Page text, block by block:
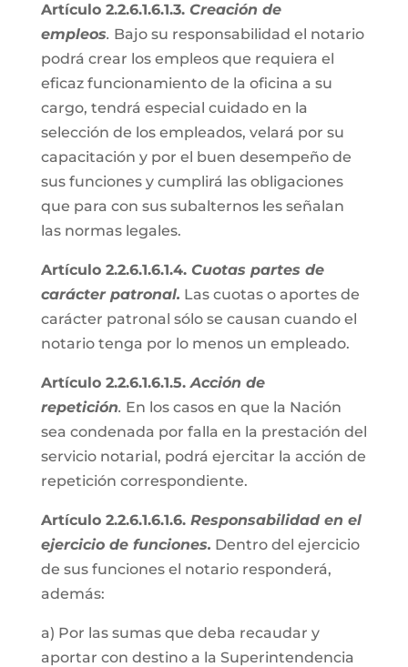
Artículo 2.2.6.1.6.1.3. Creación de
empleos. Bajo su responsabilidad el notario
podrá crear los empleos que requiera el
eficaz funcionamiento de la oficina a su
cargo, tendrá especial cuidado en la
selección de los empleados, velará por su
capacitación y por el buen desempeño de
sus funciones y cumplirá las obligaciones
que para con sus subalternos les señalan
las normas legales.
Artículo 2.2.6.1.6.1.4. Cuotas partes de
carácter patronal. Las cuotas o aportes de
carácter patronal sólo se causan cuando el
notario tenga por lo menos un empleado.
Artículo 2.2.6.1.6.1.5.Acción de
repetición. En los casos en que la Nación
sea condenada por falla en la prestación del
servicio notarial, podrá ejercitar la acción de
repetición correspondiente.
Artículo 2.2.6.1.6.1.6. Responsabilidad en el
ejercicio de funciones. Dentro del ejercicio
de sus funciones el notario responderá,
además:
a) Por las sumas que deba recaudar y
aportar con destino a la Superintendencia